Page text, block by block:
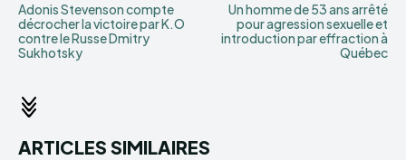
Adonis Stevenson compte
décrocher la victoire par K.O
contre le Russe Dmitry
Sukhotsky
Un homme de 53 ans arrêté
pour agression sexuelle et
introduction par effraction à
Québec
ARTICLES SIMILAIRES